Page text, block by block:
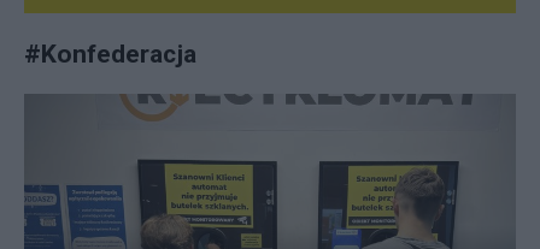
#Konfederacja